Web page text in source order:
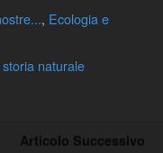
, Ecologia e
naturale
Articolo Successivo